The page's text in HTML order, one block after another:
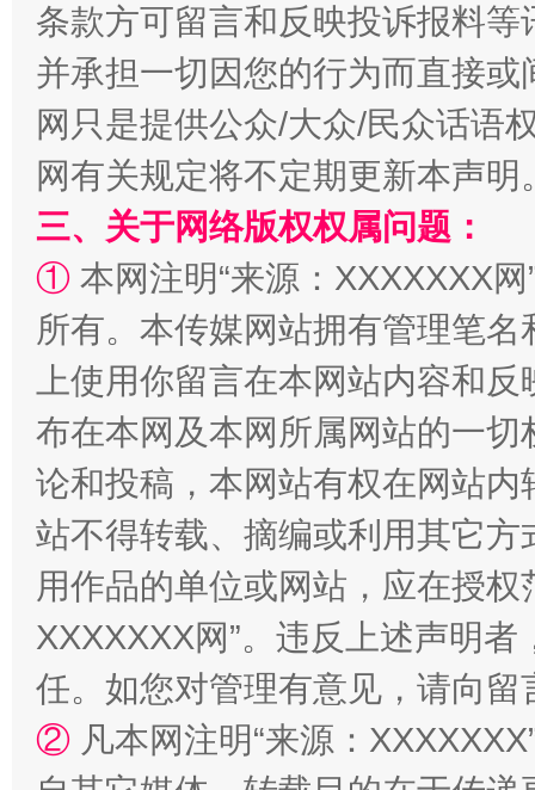
扯下公款旅游的“隐身衣” 如何以
条款方可留言和反映投诉报料
并承担一切因您的行为而直接
网只是提供公众/大众/民众话语
网有关规定将不定期更新本声明
三、关于网络版权权属问题：
① 本网注明“来源：XXXXXXX
所有。本传媒网站拥有管理笔
上使用你留言在本网站内容和
布在本网及本网所属网站的一
论和投稿，本网站有权在网站
站不得转载、摘编或利用其它
用作品的单位或网站，应在授
XXXXXXX网”。违反上述声明
任。如您对管理有意见，请向
② 凡本网注明“来源：